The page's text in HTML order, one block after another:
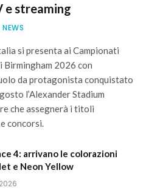
e streaming
NEWS
si presenta ai Campionati
2026 con
da protagonista conquistato
l’Alexander Stadium
che assegnerà i titoli
concorsi.
4: arrivano le colorazioni
e Neon Yellow